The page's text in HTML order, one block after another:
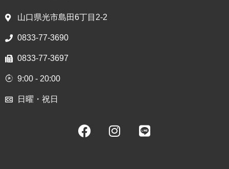
山口県光市島田6丁目2-2
0833-77-3690
0833-77-3697
9:00 - 20:00
日曜・祝日